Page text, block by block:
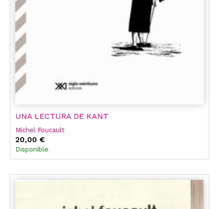
UNA LECTURA DE KANT
Michel Foucault
20,00 €
Disponible